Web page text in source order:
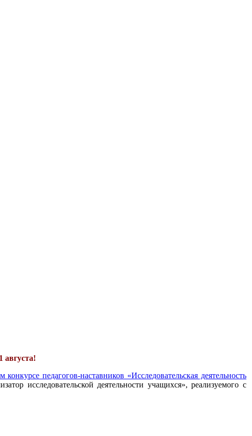
августа!
конкурсе педагогов-наставников «Исследовательская деятельность
исследовательской деятельности учащихся», реализуемого с